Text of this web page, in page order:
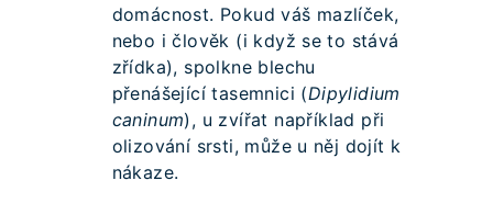
domácnost. Pokud váš mazlíček,
nebo i člověk (i když se to stává
zřídka), spolkne blechu
přenášející tasemnici (Dipylidium
caninum), u zvířat například při
olizování srsti, může u něj dojít k
nákaze.